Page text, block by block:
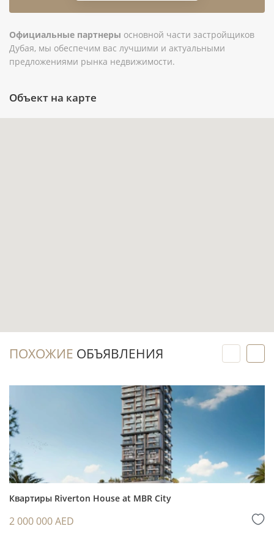
практичный формат для последующей аренды.
Балкон и терраса расширяют сценарии
повседневного использования квартиры:
отдых на воздухе, рабочее место или
организации.
В комплексе предусмотрены бассейн, лифт
Покупка готовой квартиры позволяет
владения после оформления сделки,
подготовки лота и выполнения необходимых
Вторичный рынок удобен тем, что инвестор
оценивает не рендеры, а реальную квартиру,
сам дом и историю объекта: состояние,
комплектацию и возможные расходы.
Студийный формат может быть интересен
Официальные партнеры основной части застройщиков
Дубая, мы обеспечим вас лучшими и актуальными
предложениями рынка недвижимости.
Объект на карте
ПОХОЖИЕ ОБЪЯВЛЕНИЯ
Квартиры Riverton House at MBR City
2 000 000 AED